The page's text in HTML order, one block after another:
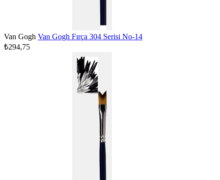
Van Gogh Van Gogh Fırça 304 Serisi No-14
₺294,75